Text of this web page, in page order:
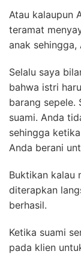
Atau kalaupun
teramat
anak
Selalu saya
bahwa istri
barang sepele.
suami. Anda
sehingga
Anda berani
Buktikan kalau
diterapkan
berhasil.
Ketika suami
pada klien